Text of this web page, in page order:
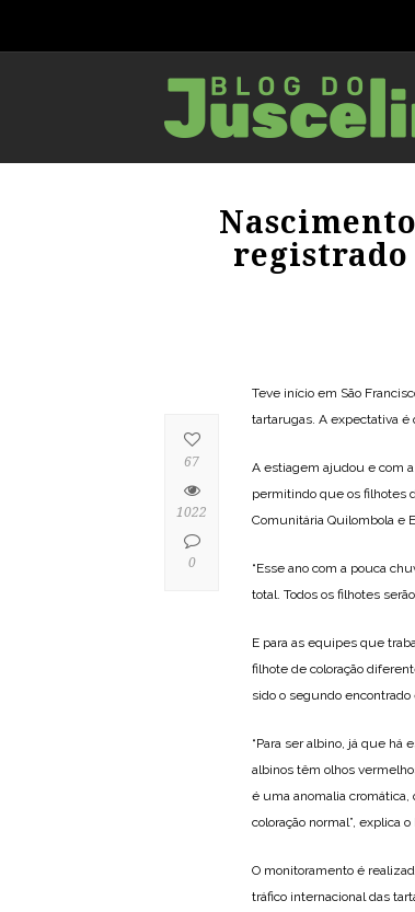
registrado
Teve início em São
tartarugas. A expectativa
A estiagem ajudou e com
permitindo que os filhotes
Comunitária Quilombola e
“Esse ano com a pouca
total. Todos os filhotes
E para as equipes que
filhote de coloração
sido o segundo
“Para ser albino, já que há
albinos têm olhos
é uma anomalia
coloração normal”, explica
O monitoramento é
tráfico internacional das
67
1022
0